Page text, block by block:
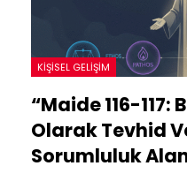
KIŞISEL GELIŞIM
“Maide 116-117:
Olarak Tevhid
Sorumluluk